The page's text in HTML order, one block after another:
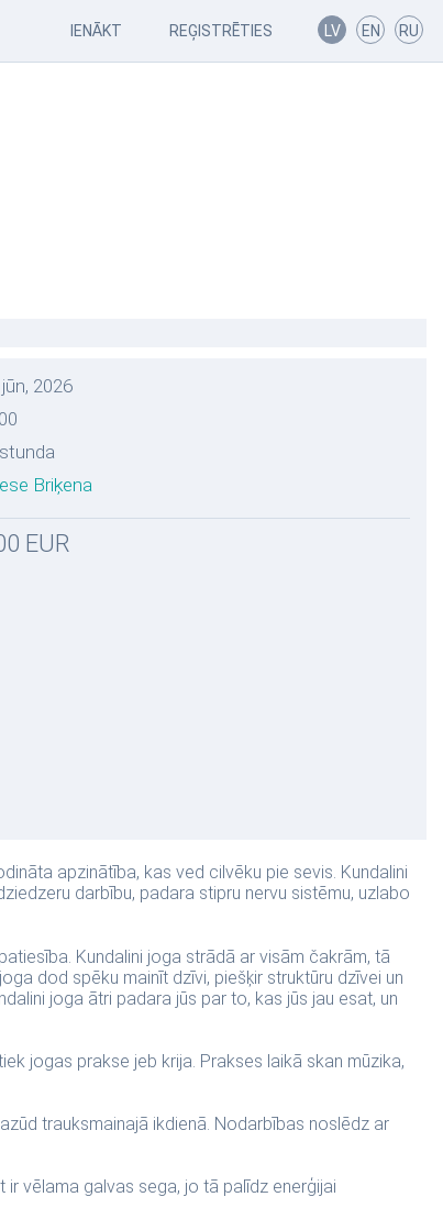
IENĀKT REĢISTRĒTIES LV EN RU
2026
Briķena
EUR
apzinātība, kas ved cilvēku pie sevis. Kundalini
darbību, padara stipru nervu sistēmu, uzlabo
Kundalini joga strādā ar visām čakrām, tā
dod spēku mainīt dzīvi, piešķir struktūru dzīvei un
joga ātri padara jūs par to, kas jūs jau esat, un
jogas prakse jeb krija. Prakses laikā skan mūzika,
trauksmainajā ikdienā. Nodarbības noslēdz ar
vēlama galvas sega, jo tā palīdz enerģijai